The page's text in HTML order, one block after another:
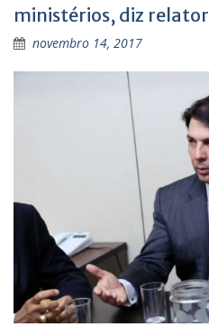
ministérios, diz relator
novembro 14, 2017